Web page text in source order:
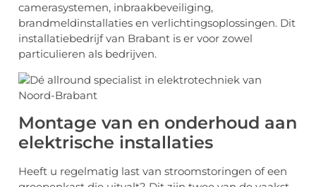
camerasystemen, inbraakbeveiliging,
brandmeldinstallaties en verlichtingsoplossingen. Dit
installatiebedrijf van Brabant is er voor zowel
particulieren als bedrijven.
Montage van en onderhoud aan
elektrische installaties
Heeft u regelmatig last van stroomstoringen of een